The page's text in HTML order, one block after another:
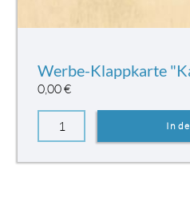
Werbe-Klappkarte
0,00€